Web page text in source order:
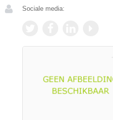
Sociale media: